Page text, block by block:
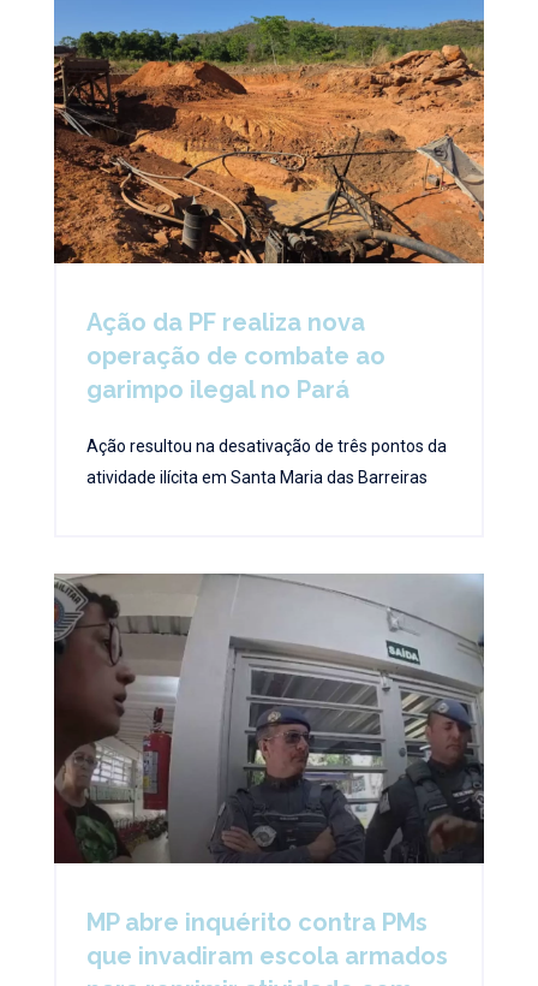
Ação da PF realiza nova
operação de combate ao
garimpo ilegal no Pará
Ação resultou na desativação de três pontos da
atividade ilícita em Santa Maria das Barreiras
MP abre inquérito contra PMs
que invadiram escola armados